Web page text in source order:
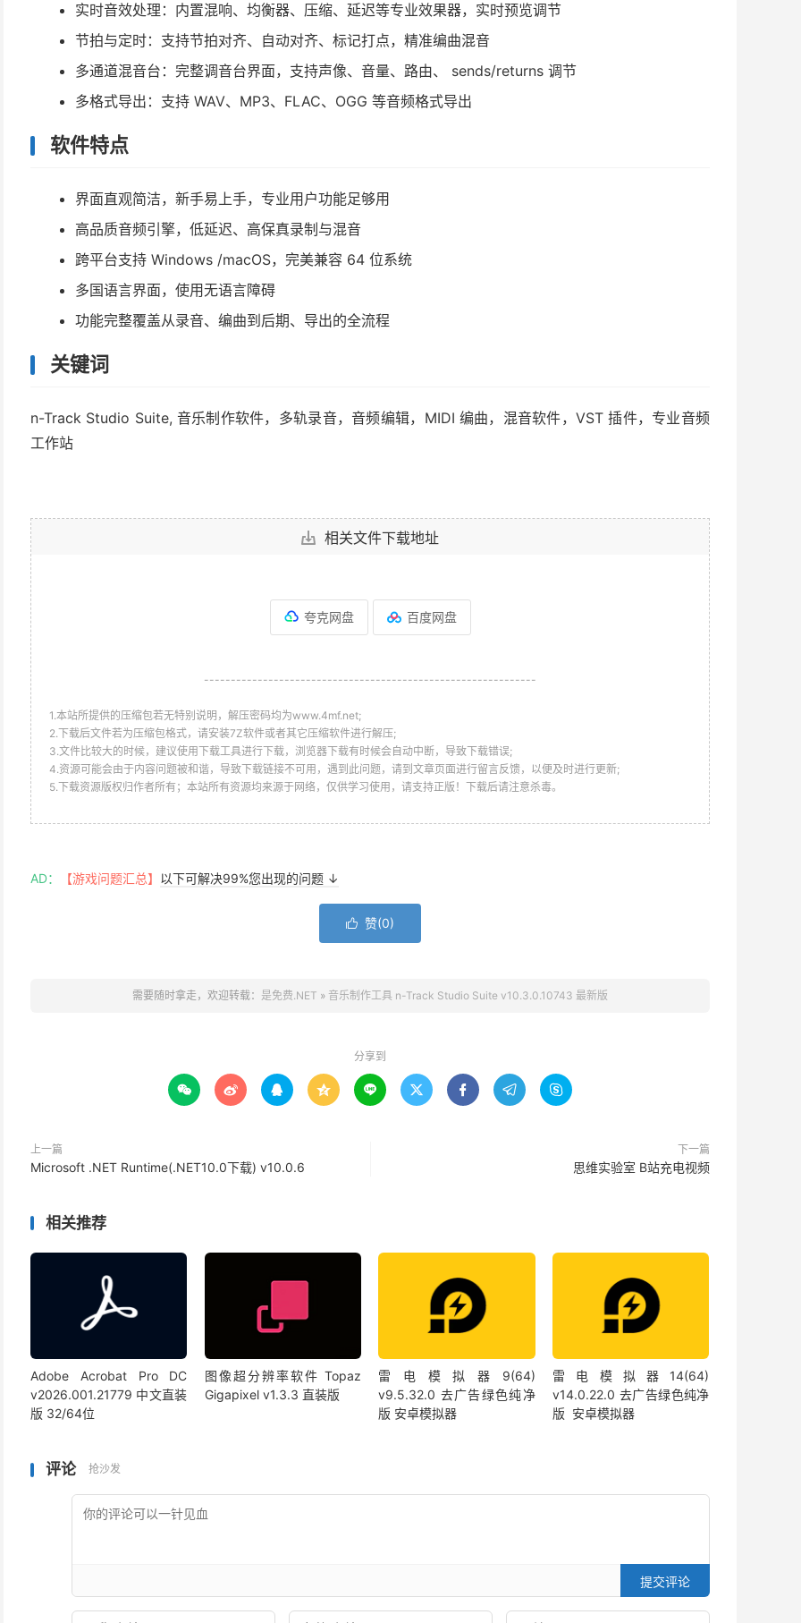
实时音效处理：内置混响、均衡器、压缩、延迟等专业效果器，实时预览调节
节拍与定时：支持节拍对齐、自动对齐、标记打点，精准编曲混音
多通道混音台：完整调音台界面，支持声像、音量、路由、 sends/returns 调节
多格式导出：支持 WAV、MP3、FLAC、OGG 等音频格式导出
软件特点
界面直观简洁，新手易上手，专业用户功能足够用
高品质音频引擎，低延迟、高保真录制与混音
跨平台支持 Windows /macOS，完美兼容 64 位系统
多国语言界面，使用无语言障碍
功能完整覆盖从录音、编曲到后期、导出的全流程
关键词
n-Track Studio Suite, 音乐制作软件，多轨录音，音频编辑，MIDI 编曲，混音软件，VST 插件，专业音频
工作站
相关文件下载地址
夸克网盘 百度网盘
--------------------------------------------------------------
1.本站所提供的压缩包若无特别说明，解压密码均为www.4mf.net;
2.下载后文件若为压缩包格式，请安装7Z软件或者其它压缩软件进行解压;
3.文件比较大的时候，建议使用下载工具进行下载，浏览器下载有时候会自动中断，导致下载错误;
4.资源可能会由于内容问题被和谐，导致下载链接不可用，遇到此问题，请到文章页面进行留言反馈，以便及时进行更新;
5.下载资源版权归作者所有；本站所有资源均来源于网络，仅供学习使用，请支持正版！下载后请注意杀毒。
AD： 【游戏问题汇总】 以下可解决99%您出现的问题 ↓
 赞(0)
需要随时拿走，欢迎转载： 是免费.NET » 音乐制作工具 n-Track Studio Suite v10.3.0.10743 最新版
分享到
        
上一篇
Microsoft .NET Runtime(.NET10.0下载) v10.0.6
下一篇
思维实验室 B站充电视频
相关推荐
Adobe Acrobat Pro DC
v2026.001.21779 中文直装
版 32/64位
图像超分辨率软件 Topaz
Gigapixel v1.3.3 直装版
雷电模拟器9(64)
v9.5.32.0 去广告绿色纯净
版 安卓模拟器
雷电模拟器14(64)
v14.0.22.0 去广告绿色纯净
版 安卓模拟器
评论 抢沙发
提交评论